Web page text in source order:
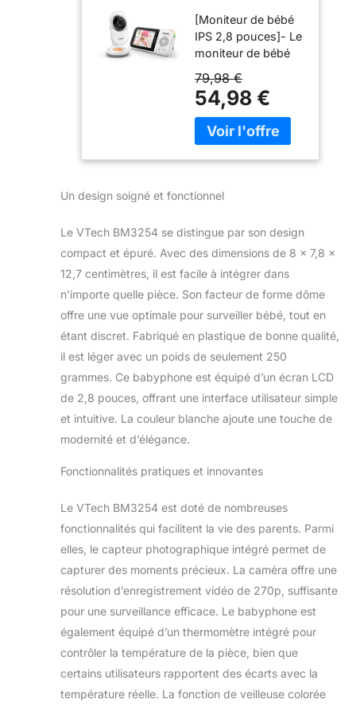
Long Rang,2.8"
LCD
Screen,Color
Night
Light,Southing
Sound
&Lullabies,Two
Way Talk - FR
Version White
[Moniteur de bébé
IPS 2,8 pouces]- Le
moniteur de bébé
et écran couleur IPS
2,8 pouces d'une
résolution de
320*240 vous offre
comme de nuit,
infrarouge à vision
nocturne. Vous ne
manquerez aucun
moment avec votre
durée de vie de la
batterie]- l'écoute-
bébé avec caméra
entend et voit votre
bébé toute la nuit
avec une seule
charge - jusqu'à 12
heures de
uniquement. [SONS
DOUX, LUMIÈRE DE
NUIT ET CAPTEUR
DE
TEMPÉRATURE]-
Une lumière de nuit
chaude
monochrome, 2
sons doux et 2
mélodies
apaisantes
commutables
79,98 €
54,98 €
Un design soigné et fonctionnel
Le VTech BM3254 se distingue par son design
compact et épuré. Avec des dimensions de 8 x 7,8 x
12,7 centimètres, il est facile à intégrer dans
n’importe quelle pièce. Son facteur de forme dôme
offre une vue optimale pour surveiller bébé, tout en
étant discret. Fabriqué en plastique de bonne qualité,
il est léger avec un poids de seulement 250
grammes. Ce babyphone est équipé d’un écran LCD
de 2,8 pouces, offrant une interface utilisateur simple
et intuitive. La couleur blanche ajoute une touche de
modernité et d’élégance.
Fonctionnalités pratiques et innovantes
Le VTech BM3254 est doté de nombreuses
fonctionnalités qui facilitent la vie des parents. Parmi
elles, le capteur photographique intégré permet de
capturer des moments précieux. La caméra offre une
résolution d’enregistrement vidéo de 270p, suffisante
pour une surveillance efficace. Le babyphone est
également équipé d’un thermomètre intégré pour
contrôler la température de la pièce, bien que
certains utilisateurs rapportent des écarts avec la
température réelle. La fonction de veilleuse colorée